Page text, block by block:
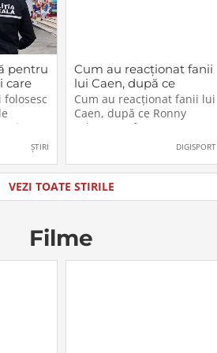
pentru
care
iar
sau
un
în care
ȘTIRI
Cum au reacționat fanii
lui Caen, după ce
Ronny Labonne a fost
prezentat oficial la
FCSB
Cum au reacționat fanii lui
Caen, după ce Ronny
Labonne a fost prezentat
DIGISPORT
VEZI TOATE STIRILE
Filme